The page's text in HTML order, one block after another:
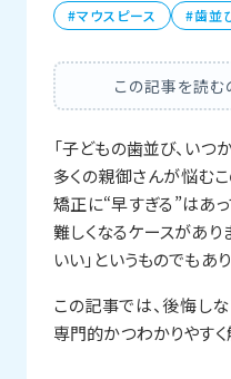
マウスピース 歯並
この記事を読む
「子どもの歯並び、いつ
多くの親御さんが悩む
矯正に“早すぎる”はあ
難しくなるケースがあり
いい」というものでもあ
この記事では、後悔し
専門的かつわかりやすく